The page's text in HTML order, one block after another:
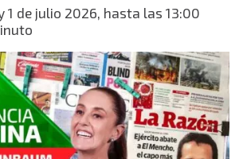
1 de julio 2026, hasta las 13:00